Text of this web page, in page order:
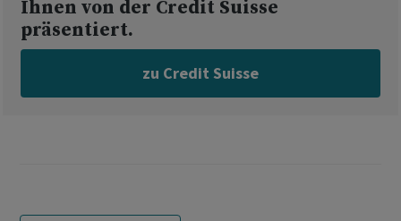
Ihnen von der Credit Suisse
präsentiert.
zu Credit Suisse